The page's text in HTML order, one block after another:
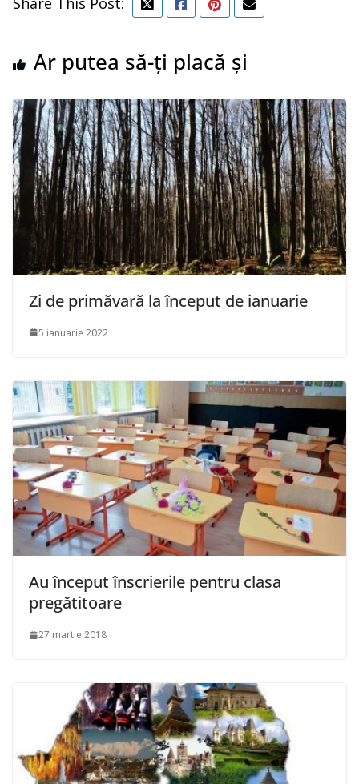
Ar putea să-ți placă și
Zi de primăvară la început de ianuarie
5 ianuarie 2022
Au început înscrierile pentru clasa
pregătitoare
27 martie 2018